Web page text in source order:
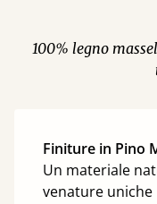
100% legno
Finiture in Pino
Un materiale
venature uniche